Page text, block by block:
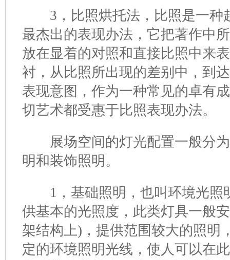
3，比照烘托法，比照是一种
最杰出的表现办法，它把著作中
放在显着的对照和直接比照中来
衬，从比照所出现的差别中，到
表现意图，作为一种常见的卓有
切艺术都受惠于比照表现办法。
展场空间的灯光配置一般分为
明和装饰照明。
1，基础照明，也叫环境光照
供基本的光照度，此类灯具一般
架结构上)，提供范围较大的照明
定的环境照明光线，使人可以在